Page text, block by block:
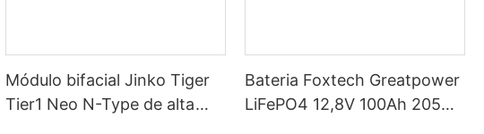
Módulo bifacial Jinko Tiger
Tier1 Neo N-Type de alta
Bateria Foxtech Greatpower
LiFePO4 12,8V 100Ah 205Ah